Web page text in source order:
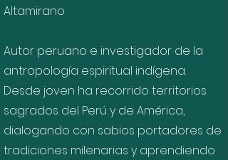
Altamirano
Autor peruano e investigador de la
antropología espiritual indígena.
Desde joven ha recorrido territorios
sagrados del Perú y de América,
dialogando con sabios portadores de
tradiciones milenarias y aprendiendo